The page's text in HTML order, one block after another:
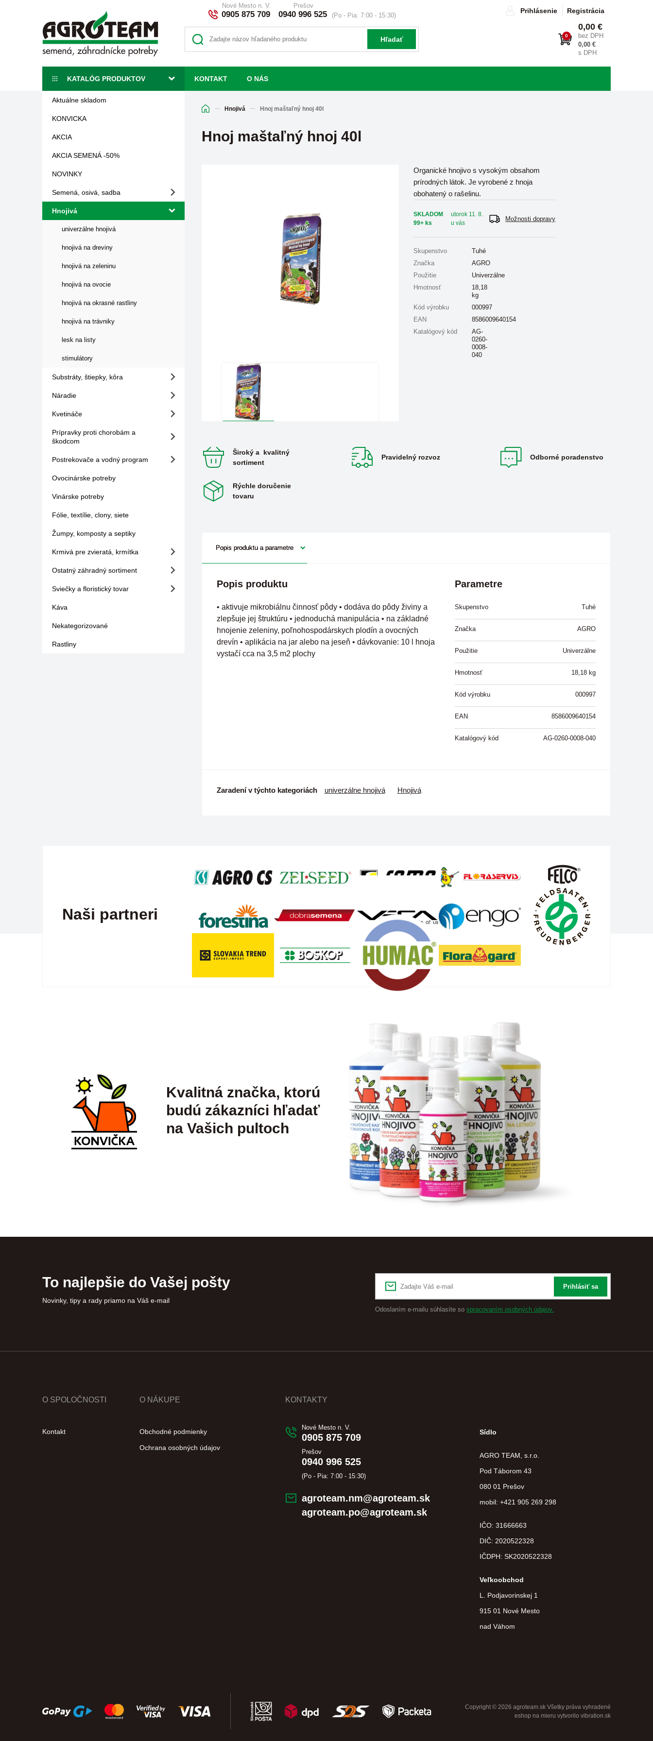
Nové Mesto n. V.
0905 875 709
Prešov
0940 996 525 (Po - Pia: 7:00 - 15:30)
Prihlásenie Registrácia
Hľadať 0
0,00 €
bez DPH
0,00 €
s DPH
KONTAKT O NÁS
KATALÓG PRODUKTOV
Aktuálne skladom
KONVICKA
AKCIA
AKCIA SEMENÁ -50%
NOVINKY
Semená, osivá, sadba
Hnojivá
univerzálne hnojivá
hnojivá na dreviny
hnojivá na zeleninu
hnojivá na ovocie
hnojivá na okrasné rastliny
hnojivá na trávniky
lesk na listy
stimulátory
Substráty, štiepky, kôra
Náradie
Kvetináče
Prípravky proti chorobám a
škodcom
Postrekovače a vodný program
Ovocinárske potreby
Vinárske potreby
Fólie, textílie, clony, siete
Žumpy, komposty a septiky
Krmivá pre zvieratá, krmítka
Ostatný záhradný sortiment
Sviečky a floristický tovar
Káva
Nekategorizované
Rastliny
Hnojivá Hnoj maštaľný hnoj 40l
Hnoj maštaľný hnoj 40l
Organické hnojivo s vysokým obsahom
prírodných látok. Je vyrobené z hnoja
obohatený o rašelinu.
SKLADOM
99+ ks
utorok 11. 8.
u vás
Možnosti dopravy
Skupenstvo
Tuhé
Značka
AGRO
Použitie
Univerzálne
Hmotnosť
18,18
kg
Kód výrobku
000997
EAN
8586009640154
Katalógový kód
AG-
0260-
0008-
040
Široký a kvalitný
sortiment
Pravidelný rozvoz Odborné poradenstvo
Rýchle doručenie
tovaru
Popis produktu a parametre
Popis produktu
• aktivuje mikrobiálnu činnosť pôdy • dodáva do pôdy živiny a
zlepšuje jej štruktúru • jednoduchá manipulácia • na základné
hnojenie zeleniny, poľnohospodárskych plodín a ovocných
drevín • aplikácia na jar alebo na jeseň • dávkovanie: 10 l hnoja
vystačí cca na 3,5 m2 plochy
Parametre
Skupenstvo Tuhé
Značka AGRO
Použitie Univerzálne
Hmotnosť 18,18 kg
Kód výrobku 000997
EAN 8586009640154
Katalógový kód AG-0260-0008-040
Zaradení v týchto kategoriách univerzálne hnojivá Hnojivá
Naši partneri
Kvalitná značka, ktorú
budú zákazníci hľadať
na Vašich pultoch
To najlepšie do Vašej pošty
Novinky, tipy a rady priamo na Váš e-mail
Prihlásiť sa
Odoslaním e-mailu súhlasíte so spracovaním osobných údajov.
O SPOLOČNOSTI
Kontakt
O NÁKUPE
Obchodné podmienky
Ochrana osobných údajov
KONTAKTY
Nové Mesto n. V.
0905 875 709
Prešov
0940 996 525
(Po - Pia: 7:00 - 15:30)
agroteam.nm@agroteam.sk
agroteam.po@agroteam.sk
Sídlo
AGRO TEAM, s.r.o.
Pod Táborom 43
080 01 Prešov
mobil: +421 905 269 298
IČO: 31666663
DIČ: 2020522328
IČDPH: SK2020522328
Veľkoobchod
L. Podjavorinskej 1
915 01 Nové Mesto
nad Váhom
Copyright © 2026 agroteam.sk Všetky práva vyhradené
eshop na mieru vytvorilo vibration.sk